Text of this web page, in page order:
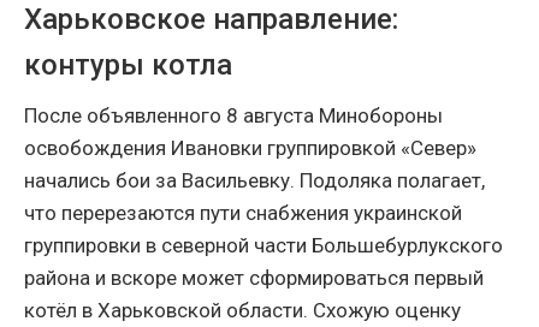
Харьковское направление:
контуры котла
После объявленного 8 августа Минобороны
освобождения Ивановки группировкой «Север»
начались бои за Васильевку. Подоляка полагает,
что перерезаются пути снабжения украинской
группировки в северной части Большебурлукского
района и вскоре может сформироваться первый
котёл в Харьковской области. Схожую оценку